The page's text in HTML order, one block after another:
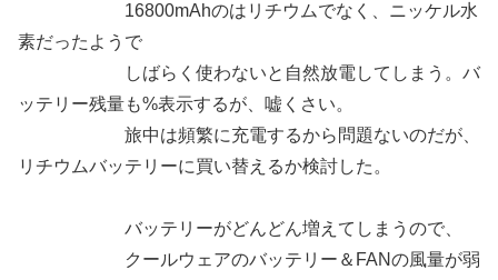
16800mAhのはリチウムでなく、ニッケル水
素だったようで
しばらく使わないと自然放電してしまう。バ
ッテリー残量も%表示するが、嘘くさい。
旅中は頻繁に充電するから問題ないのだが、
リチウムバッテリーに買い替えるか検討した。
バッテリーがどんどん増えてしまうので、
クールウェアのバッテリー＆FANの風量が弱